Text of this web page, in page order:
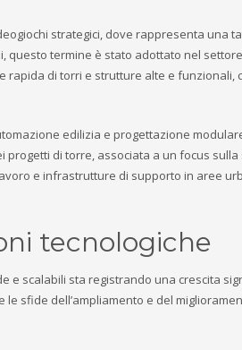
strategici, dove rappresenta una
questo termine è stato adottato nel settore
rapida di torri e strutture alte e funzionali,
edilizia e progettazione
di torre, associata a un focus
e infrastrutture di supporto in aree
tecnologiche
e scalabili sta registrando una crescita
sfide dell’ampliamento e del